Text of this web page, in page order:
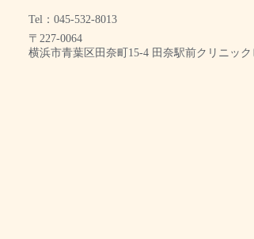
Tel：045-532-8013
〒227-0064
横浜市青葉区田奈町15-4 田奈駅前クリニック